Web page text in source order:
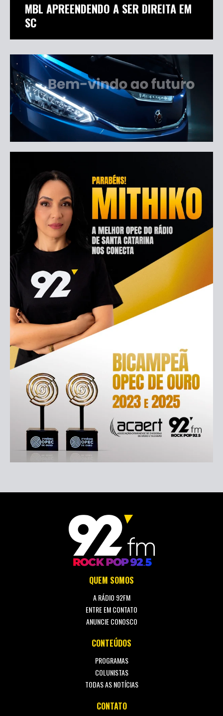
MBL APREENDENDO A SER DIREITA EM
SC
QUEM SOMOS
A RÁDIO 92FM
ENTRE EM CONTATO
ANUNCIE CONOSCO
CONTEÚDOS
PROGRAMAS
COLUNISTAS
TODAS AS NOTÍCIAS
CONTATO